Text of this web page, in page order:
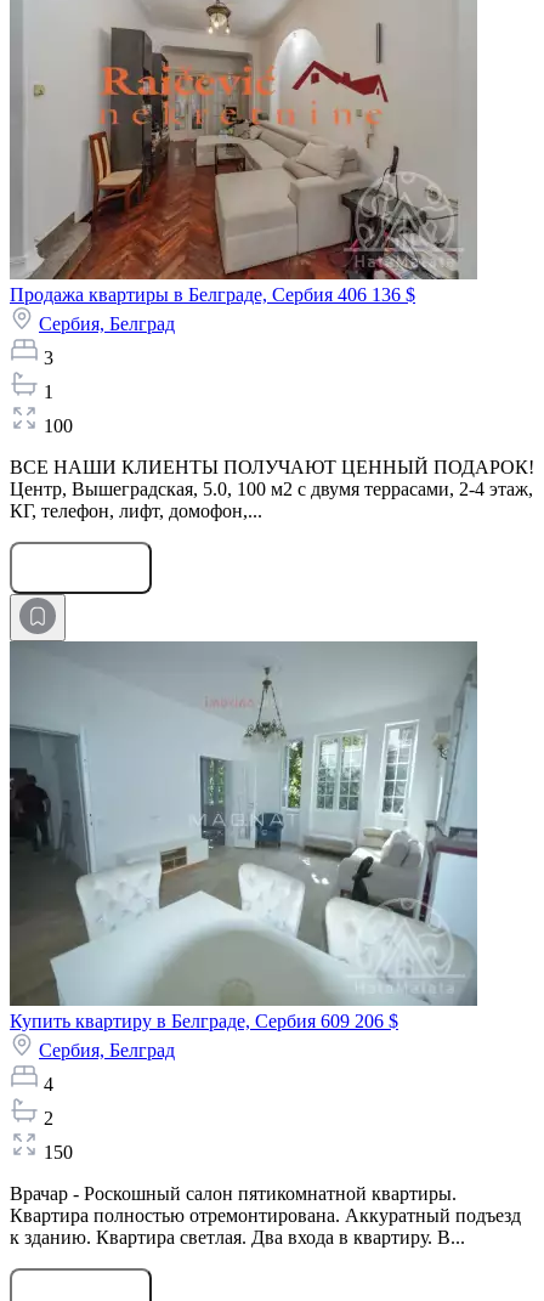
Продажа квартиры в Белграде, Сербия 406 136 $
Сербия, Белград
3
1
100
ВСЕ НАШИ КЛИЕНТЫ ПОЛУЧАЮТ ЦЕННЫЙ ПОДАРОК!
Центр, Вышеградская, 5.0, 100 м2 с двумя террасами, 2-4 этаж,
КГ, телефон, лифт, домофон,...
Купить квартиру в Белграде, Сербия 609 206 $
Сербия, Белград
4
2
150
Врачар - Роскошный салон пятикомнатной квартиры.
Квартира полностью отремонтирована. Аккуратный подъезд
к зданию. Квартира светлая. Два входа в квартиру. В...